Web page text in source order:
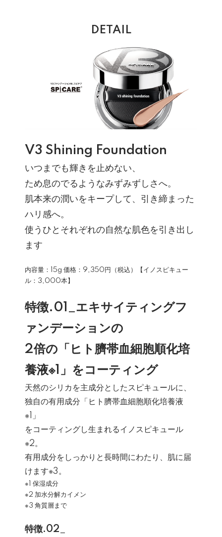
DETAIL
V3 Shining Foundation
いつまでも輝きを止めない、
ため息のでるようなみずみずしさへ。
肌本来の潤いをキープして、引き締まった
ハリ感へ。
使うひとそれぞれの自然な肌色を引き出し
ます
内容量：15g 価格：9,350円（税込）【イノスピキュー
ル：3,000本】
特徴.01_エキサイティングフ
ァンデーションの
2倍の「ヒト臍帯血細胞順化培
養液※1」をコーティング
天然のシリカを主成分としたスピキュールに、
独自の有用成分「ヒト臍帯血細胞順化培養液
※1」
をコーティングし生まれるイノスピキュール
※2。
有用成分をしっかりと長時間にわたり、肌に届
けます※3。
※1 保湿成分
※2 加水分解カイメン
※3 角質層まで
特徴.02_